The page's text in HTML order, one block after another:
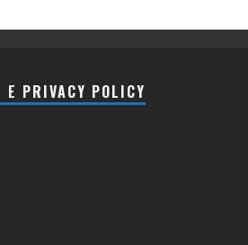
E PRIVACY POLICY